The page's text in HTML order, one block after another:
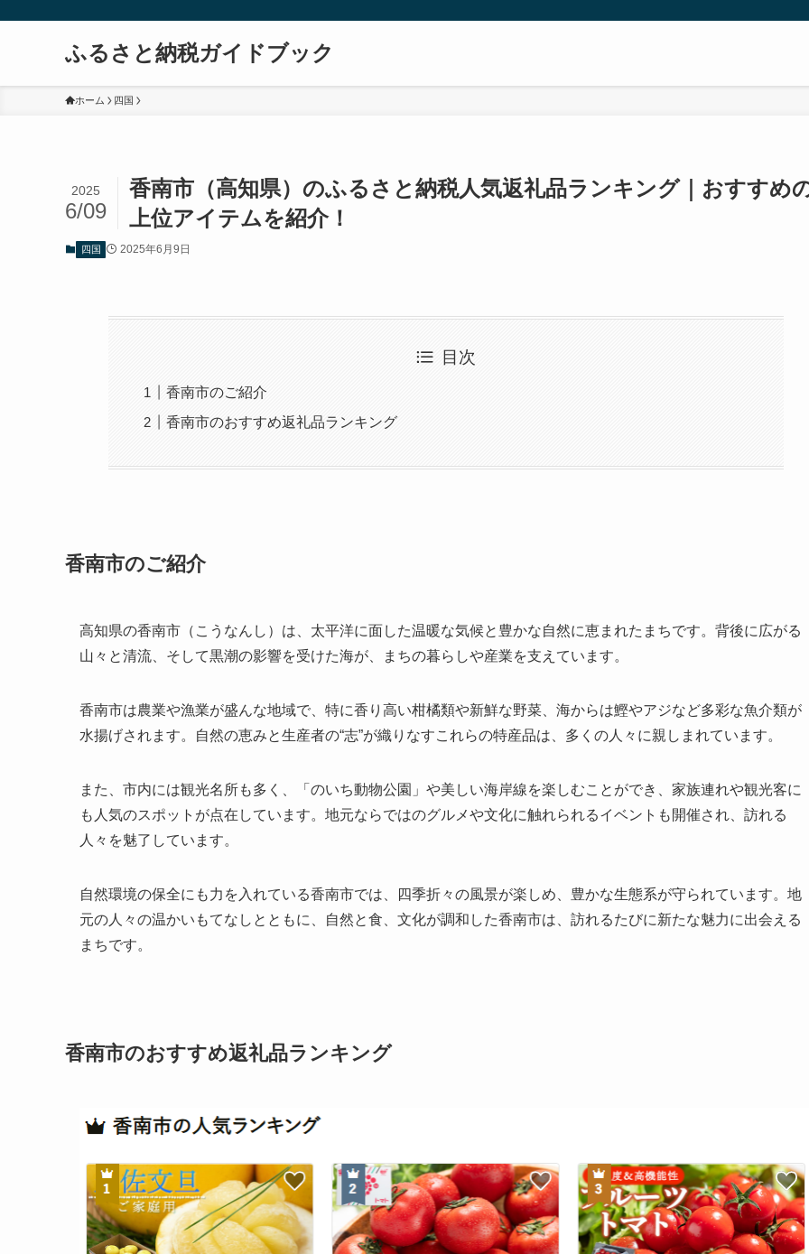
ふるさと納税ガイドブック
ホーム 四国
香南市（高知県）のふるさと納税人気返礼品ランキング｜おすすめ
上位アイテムを紹介！
2025
6/09
四国 2025年6月9日
目次
香南市のご紹介
香南市のおすすめ返礼品ランキング
香南市のご紹介
高知県の香南市（こうなんし）は、太平洋に面した温暖な気候と豊かな自然に恵まれたまちです。背後に広がる
山々と清流、そして黒潮の影響を受けた海が、まちの暮らしや産業を支えています。
香南市は農業や漁業が盛んな地域で、特に香り高い柑橘類や新鮮な野菜、海からは鰹やアジなど多彩な魚介類が
水揚げされます。自然の恵みと生産者の“志”が織りなすこれらの特産品は、多くの人々に親しまれています。
また、市内には観光名所も多く、「のいち動物公園」や美しい海岸線を楽しむことができ、家族連れや観光客に
も人気のスポットが点在しています。地元ならではのグルメや文化に触れられるイベントも開催され、訪れる
人々を魅了しています。
自然環境の保全にも力を入れている香南市では、四季折々の風景が楽しめ、豊かな生態系が守られています。地
元の人々の温かいもてなしとともに、自然と食、文化が調和した香南市は、訪れるたびに新たな魅力に出会える
まちです。
香南市のおすすめ返礼品ランキング